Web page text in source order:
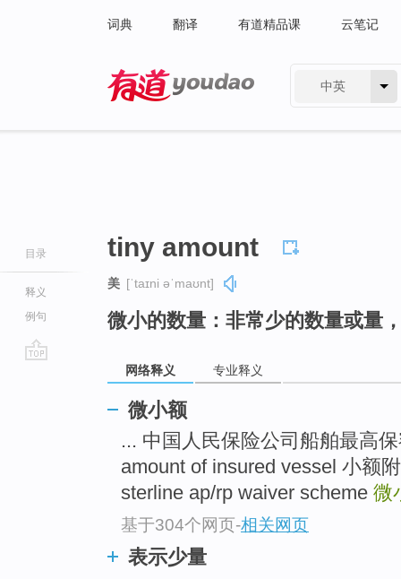
词典 翻译 有道精品课 云笔记
中英
目录
释义
例句
tiny amount
美 [ˈtaɪni əˈmaʊnt]
微小的数量：非常少的数量或量
网络释义 专业释义
微小额
... 中国人民保险公司船舶最高
amount of insured vessel 小额
sterline ap/rp waiver scheme 微
基于304个网页-相关网页
表示少量